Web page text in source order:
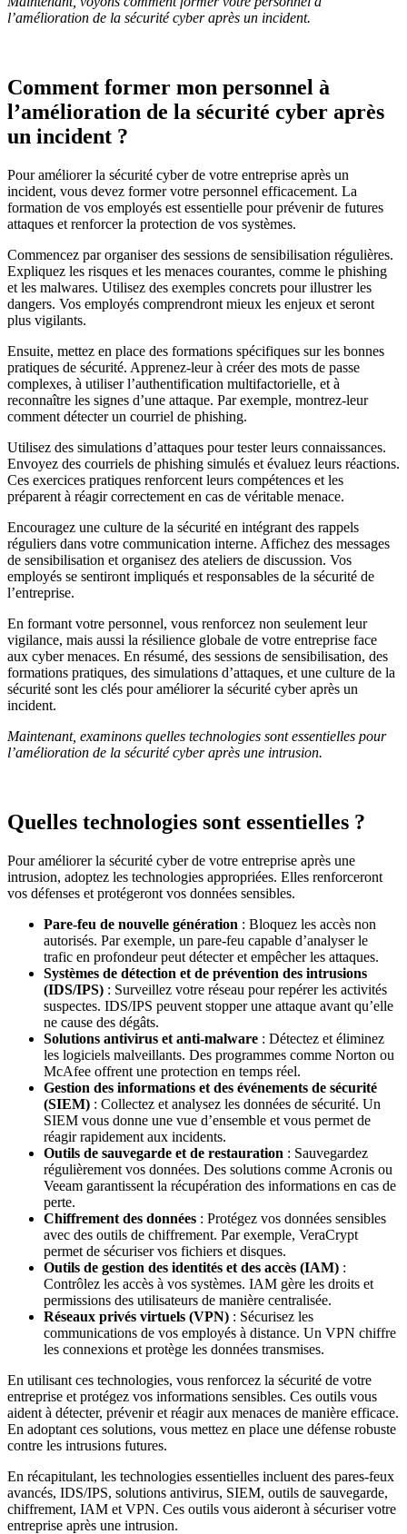
l’amélioration de la sécurité cyber après un incident.
Comment former mon personnel à
l’amélioration de la sécurité cyber après
un incident ?
Pour améliorer la sécurité cyber de votre entreprise après un
incident, vous devez former votre personnel efficacement. La
formation de vos employés est essentielle pour prévenir de futures
attaques et renforcer la protection de vos systèmes.
Commencez par organiser des sessions de sensibilisation régulières.
Expliquez les risques et les menaces courantes, comme le phishing
et les malwares. Utilisez des exemples concrets pour illustrer les
dangers. Vos employés comprendront mieux les enjeux et seront
plus vigilants.
Ensuite, mettez en place des formations spécifiques sur les bonnes
pratiques de sécurité. Apprenez-leur à créer des mots de passe
complexes, à utiliser l’authentification multifactorielle, et à
reconnaître les signes d’une attaque. Par exemple, montrez-leur
comment détecter un courriel de phishing.
Utilisez des simulations d’attaques pour tester leurs connaissances.
Envoyez des courriels de phishing simulés et évaluez leurs réactions.
Ces exercices pratiques renforcent leurs compétences et les
préparent à réagir correctement en cas de véritable menace.
Encouragez une culture de la sécurité en intégrant des rappels
réguliers dans votre communication interne. Affichez des messages
de sensibilisation et organisez des ateliers de discussion. Vos
employés se sentiront impliqués et responsables de la sécurité de
l’entreprise.
En formant votre personnel, vous renforcez non seulement leur
vigilance, mais aussi la résilience globale de votre entreprise face
aux cyber menaces. En résumé, des sessions de sensibilisation, des
formations pratiques, des simulations d’attaques, et une culture de la
sécurité sont les clés pour améliorer la sécurité cyber après un
incident.
Maintenant, examinons quelles technologies sont essentielles pour
l’amélioration de la sécurité cyber après une intrusion.
Quelles technologies sont essentielles ?
Pour améliorer la sécurité cyber de votre entreprise après une
intrusion, adoptez les technologies appropriées. Elles renforceront
vos défenses et protégeront vos données sensibles.
Pare-feu de nouvelle génération : Bloquez les accès non
autorisés. Par exemple, un pare-feu capable d’analyser le
trafic en profondeur peut détecter et empêcher les attaques.
Systèmes de détection et de prévention des intrusions
(IDS/IPS) : Surveillez votre réseau pour repérer les activités
suspectes. IDS/IPS peuvent stopper une attaque avant qu’elle
ne cause des dégâts.
Solutions antivirus et anti-malware : Détectez et éliminez
les logiciels malveillants. Des programmes comme Norton ou
McAfee offrent une protection en temps réel.
Gestion des informations et des événements de sécurité
(SIEM) : Collectez et analysez les données de sécurité. Un
SIEM vous donne une vue d’ensemble et vous permet de
réagir rapidement aux incidents.
Outils de sauvegarde et de restauration : Sauvegardez
régulièrement vos données. Des solutions comme Acronis ou
Veeam garantissent la récupération des informations en cas de
perte.
Chiffrement des données : Protégez vos données sensibles
avec des outils de chiffrement. Par exemple, VeraCrypt
permet de sécuriser vos fichiers et disques.
Outils de gestion des identités et des accès (IAM) :
Contrôlez les accès à vos systèmes. IAM gère les droits et
permissions des utilisateurs de manière centralisée.
Réseaux privés virtuels (VPN) : Sécurisez les
communications de vos employés à distance. Un VPN chiffre
les connexions et protège les données transmises.
En utilisant ces technologies, vous renforcez la sécurité de votre
entreprise et protégez vos informations sensibles. Ces outils vous
aident à détecter, prévenir et réagir aux menaces de manière efficace.
En adoptant ces solutions, vous mettez en place une défense robuste
contre les intrusions futures.
En récapitulant, les technologies essentielles incluent des pares-feux
avancés, IDS/IPS, solutions antivirus, SIEM, outils de sauvegarde,
chiffrement, IAM et VPN. Ces outils vous aideront à sécuriser votre
entreprise après une intrusion.